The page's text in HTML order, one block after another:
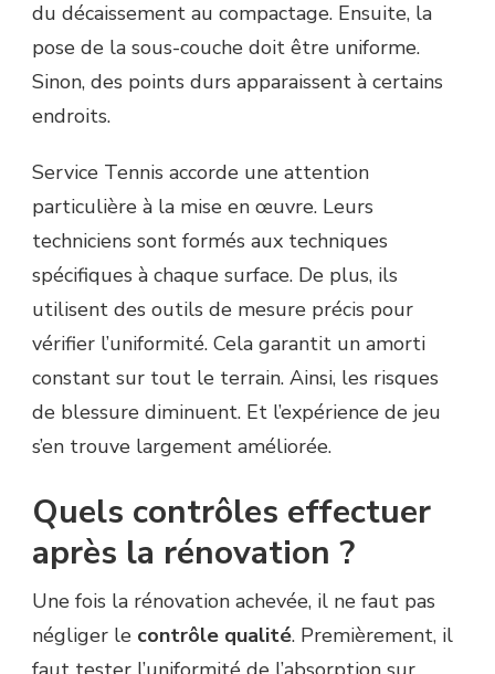
du décaissement au compactage. Ensuite, la
pose de la sous-couche doit être uniforme.
Sinon, des points durs apparaissent à certains
endroits.
Service Tennis accorde une attention
particulière à la mise en œuvre. Leurs
techniciens sont formés aux techniques
spécifiques à chaque surface. De plus, ils
utilisent des outils de mesure précis pour
vérifier l’uniformité. Cela garantit un amorti
constant sur tout le terrain. Ainsi, les risques
de blessure diminuent. Et l’expérience de jeu
s’en trouve largement améliorée.
Quels contrôles effectuer
après la rénovation ?
Une fois la rénovation achevée, il ne faut pas
négliger le contrôle qualité. Premièrement, il